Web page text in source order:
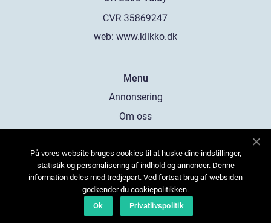
web: www.klikko.dk
Menu
Annonsering
Om oss
Kontakta oss
Sitemap
På vores website bruges cookies til at huske dine indstillinger,
statistik og personalisering af indhold og annoncer. Denne
information deles med tredjepart. Ved fortsat brug af websiden
godkender du cookiepolitikken.
Ok
Privatlivspolitik